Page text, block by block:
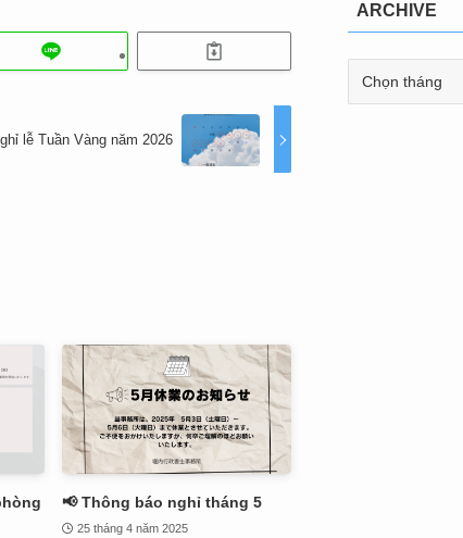
lễ Tuần Vàng năm 2026
📢 Thông báo nghỉ tháng 5
25 tháng 4 năm 2025
ARCHIVE